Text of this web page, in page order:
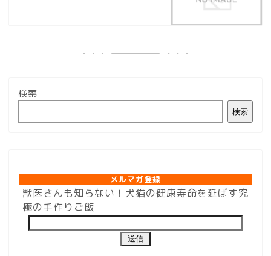
検索
検索
メルマガ登録
獣医さんも知らない！犬猫の健康寿命を延ばす究
極の手作りご飯